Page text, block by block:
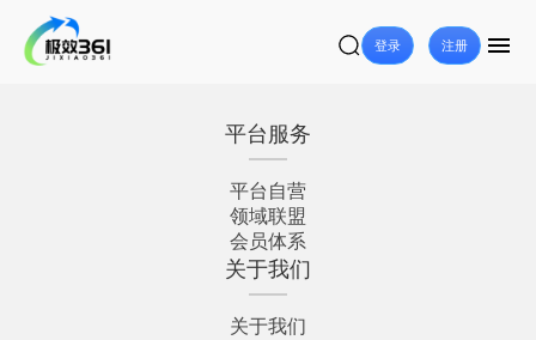
登录 注册
平台服务
平台自营
领域联盟
会员体系
关于我们
关于我们